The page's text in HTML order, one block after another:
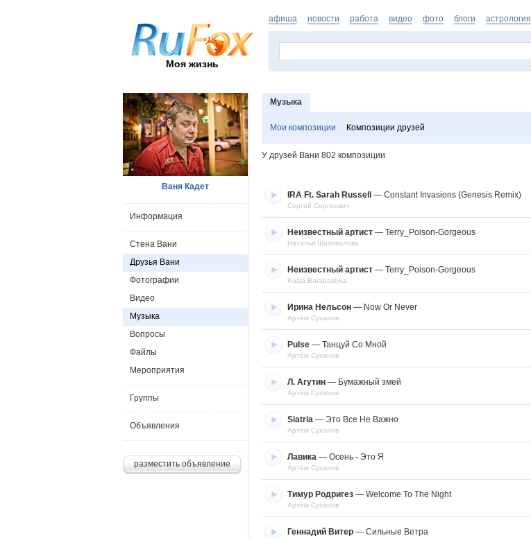
Моя жизнь
афиша новости работа видео фото блоги астрология
Музыка
Мои композиции Композиции друзей
У друзей Вани 802 композиции
IRA Ft. Sarah Russell — Constant Invasions (Genesis Remix)
Сергей Сергеевич
Неизвестный артист — Terry_Poison-Gorgeous
Наталья Шаповалова
Неизвестный артист — Terry_Poison-Gorgeous
Kuzja Barabashka
Ирина Нельсон — Now Or Never
Артём Суханов
Pulse — Танцуй Со Мной
Артём Суханов
Л. Агутин — Бумажный змей
Артём Суханов
Siatria — Это Все Не Важно
Артём Суханов
Лавика — Осень - Это Я
Артём Суханов
Тимур Родригез — Welcome To The Night
Артём Суханов
Геннадий Витер — Сильные Ветра
Ваня Кадет
Информация
Стена Вани
Друзья Вани
Фотографии
Видео
Музыка
Вопросы
Файлы
Мероприятия
Группы
Объявления
разместить объявление